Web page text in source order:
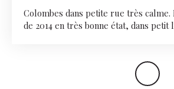
Colombes dans petite rue très calme.
de 2014 en très bonne état, dans petit
séjour exposer Sud donnant sur la
niveau : 3 chambres, salle de bains,